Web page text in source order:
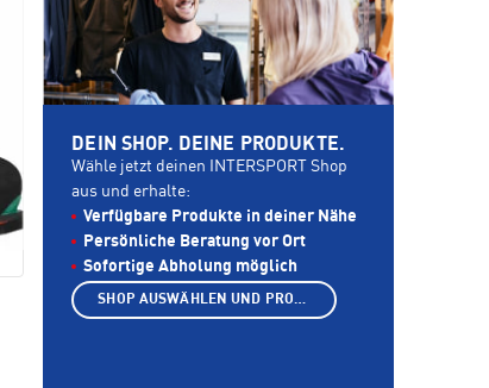
DEIN SHOP. DEINE PRODUKTE.
Wähle jetzt deinen INTERSPORT Shop
aus und erhalte:
Verfügbare Produkte in deiner Nähe
Persönliche Beratung vor Ort
Sofortige Abholung möglich
SHOP AUSWÄHLEN UND PRODUKTE ANZEIGEN